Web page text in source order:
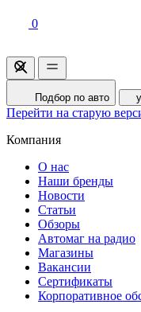
0
Подбор по авто
Перейти на старую
Компания
О нас
Наши бренды
Новости
Статьи
Обзоры
Автомаг на радио
Магазины
Вакансии
Сертификаты
Корпоративное